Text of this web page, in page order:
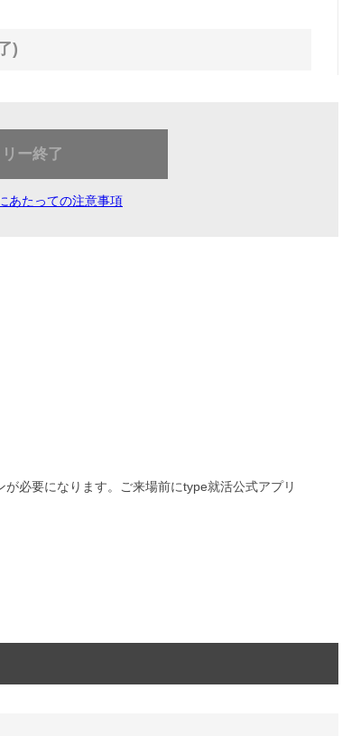
)
ー終了
あたっての注意事項
必要になります。ご来場前にtype就活公式アプリ